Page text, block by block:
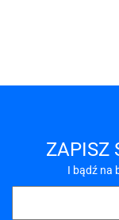
ZAPISZ
I bądź na